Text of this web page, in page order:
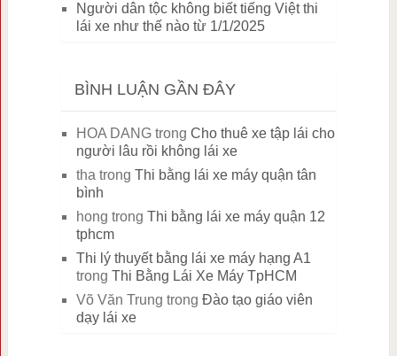
Người dân tộc không biết tiếng Việt thi
lái xe như thế nào từ 1/1/2025
BÌNH LUẬN GẦN ĐÂY
HOA DANGtrong Cho thuê xe tập lái cho
người lâu rồi không lái xe
tha trong Thi bằng lái xe máy quận tân
bình
hong trong Thi bằng lái xe máy quận 12
tphcm
Thi lý thuyết bằng lái xe máy hạng A1
trong Thi Bằng Lái Xe Máy TpHCM
Võ Văn Trung trong Đào tạo giáo viên
dạy lái xe